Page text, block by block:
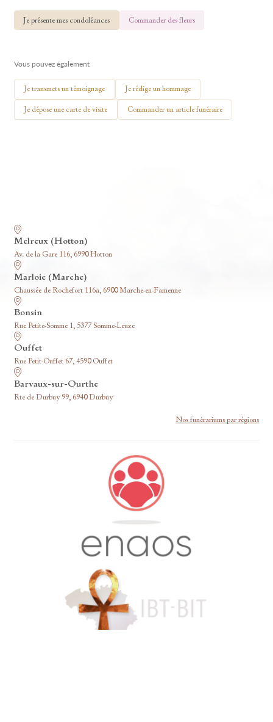
Je présente mes condoléances Commander des fleurs
Vous pouvez également
Je transmets un témoignage Je rédige un hommage
Je dépose une carte de visite Commander un article funéraire
Melreux (Hotton)
Av. de la Gare 116, 6990 Hotton
Marloie (Marche)
Chaussée de Rochefort 116a, 6900 Marche-en-Famenne
Bonsin
Rue Petite-Somme 1, 5377 Somme-Leuze
Ouffet
Rue Petit-Ouffet 67, 4590 Ouffet
Barvaux-sur-Ourthe
Rte de Durbuy 99, 6940 Durbuy
Nos funérariums par régions